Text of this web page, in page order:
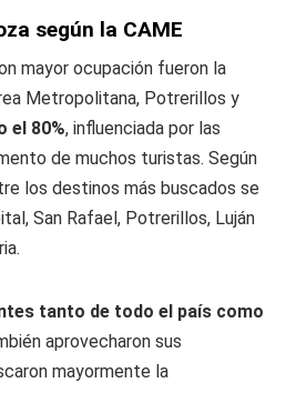
según la CAME
mayor ocupación fueron la
Metropolitana, Potrerillos y
el 80%, influenciada por las
de muchos turistas. Según
los destinos más buscados se
San Rafael, Potrerillos, Luján
tanto de todo el país como
aprovecharon sus
mayormente la